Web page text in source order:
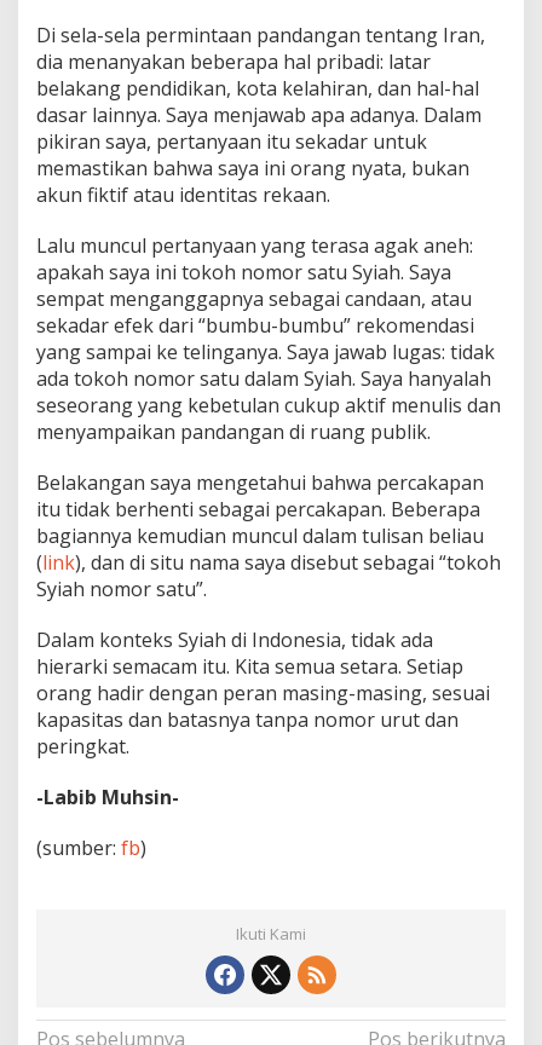
Di sela-sela permintaan pandangan tentang Iran,
dia menanyakan beberapa hal pribadi: latar
belakang pendidikan, kota kelahiran, dan hal-hal
dasar lainnya. Saya menjawab apa adanya. Dalam
pikiran saya, pertanyaan itu sekadar untuk
memastikan bahwa saya ini orang nyata, bukan
akun fiktif atau identitas rekaan.
Lalu muncul pertanyaan yang terasa agak aneh:
apakah saya ini tokoh nomor satu Syiah. Saya
sempat menganggapnya sebagai candaan, atau
sekadar efek dari “bumbu-bumbu” rekomendasi
yang sampai ke telinganya. Saya jawab lugas: tidak
ada tokoh nomor satu dalam Syiah. Saya hanyalah
seseorang yang kebetulan cukup aktif menulis dan
menyampaikan pandangan di ruang publik.
Belakangan saya mengetahui bahwa percakapan
itu tidak berhenti sebagai percakapan. Beberapa
bagiannya kemudian muncul dalam tulisan beliau
(link), dan di situ nama saya disebut sebagai “tokoh
Syiah nomor satu”.
Dalam konteks Syiah di Indonesia, tidak ada
hierarki semacam itu. Kita semua setara. Setiap
orang hadir dengan peran masing-masing, sesuai
kapasitas dan batasnya tanpa nomor urut dan
peringkat.
-Labib Muhsin-
(sumber: fb)
Ikuti Kami
Pos sebelumnya Pos berikutnya